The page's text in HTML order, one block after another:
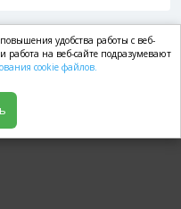
удобства работы с веб-
работа на веб-сайте подразумевают
cookie файлов.